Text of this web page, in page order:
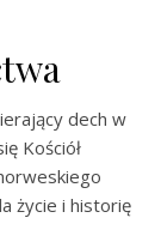
dech w
Kościół
życie i historię